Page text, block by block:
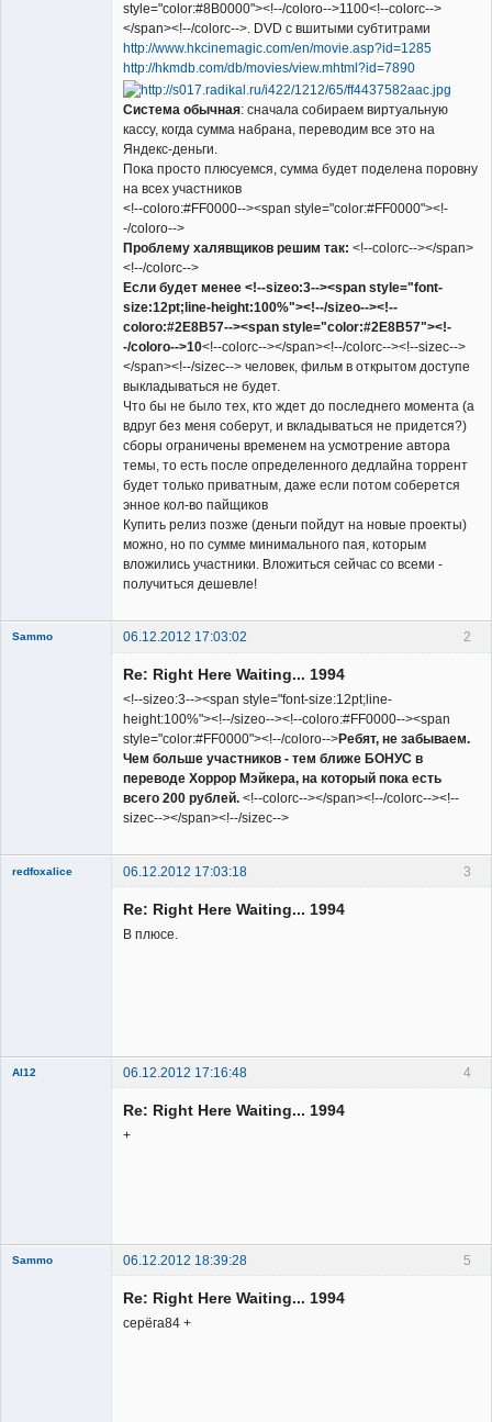
style="color:#8B0000"><!--/coloro-->1100<!--colorc-->
</span><!--/colorc-->. DVD с вшитыми субтитрами
http://www.hkcinemagic.com/en/movie.asp?id=1285
http://hkmdb.com/db/movies/view.mhtml?id=7890
Система обычная: сначала собираем виртуальную
кассу, когда сумма набрана, переводим все это на
Яндекс-деньги.
Пока просто плюсуемся, сумма будет поделена поровну
на всех участников
<!--coloro:#FF0000--><span style="color:#FF0000"><!-
-/coloro-->
Проблему халявщиков решим так: <!--colorc--></span>
<!--/colorc-->
Если будет менее <!--sizeo:3--><span style="font-
size:12pt;line-height:100%"><!--/sizeo--><!--
coloro:#2E8B57--><span style="color:#2E8B57"><!-
-/coloro-->10<!--colorc--></span><!--/colorc--><!--sizec-->
</span><!--/sizec--> человек, фильм в открытом доступе
выкладываться не будет.
Что бы не было тех, кто ждет до последнего момента (а
вдруг без меня соберут, и вкладываться не придется?)
сборы ограничены временем на усмотрение автора
темы, то есть после определенного дедлайна торрент
будет только приватным, даже если потом соберется
энное кол-во пайщиков
Купить релиз позже (деньги пойдут на новые проекты)
можно, но по сумме минимального пая, которым
вложились участники. Вложиться сейчас со всеми -
получиться дешевле!
2
Sammo
06.12.2012 17:03:02
Re: Right Here Waiting... 1994
<!--sizeo:3--><span style="font-size:12pt;line-
height:100%"><!--/sizeo--><!--coloro:#FF0000--><span
style="color:#FF0000"><!--/coloro-->Ребят, не забываем.
Чем больше участников - тем ближе БОНУС в
переводе Хоррор Мэйкера, на который пока есть
всего 200 рублей. <!--colorc--></span><!--/colorc--><!--
sizec--></span><!--/sizec-->
3
redfoxalice 06.12.2012 17:03:18
Re: Right Here Waiting... 1994
В плюсе.
4
Al12
06.12.2012 17:16:48
Re: Right Here Waiting... 1994
+
5
Sammo
06.12.2012 18:39:28
Re: Right Here Waiting... 1994
серёга84 +